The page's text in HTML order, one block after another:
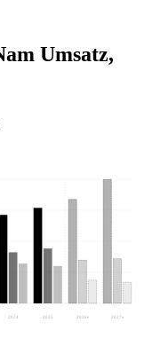
Umsatz,
2024 2025 2026 e 2027 e